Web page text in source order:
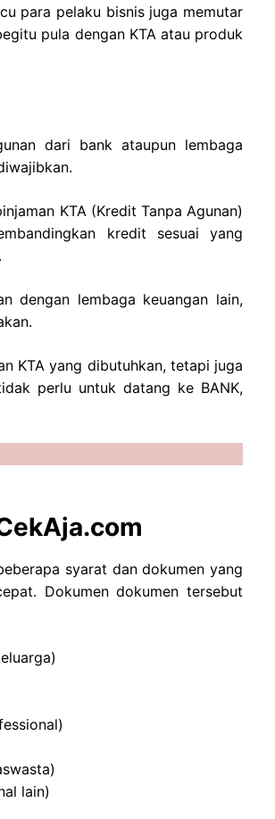
para pelaku bisnis juga memutar
pula dengan KTA atau produk
dari bank ataupun lembaga
KTA (Kredit Tanpa Agunan)
kredit sesuai yang
dengan lembaga keuangan lain,
KTA yang dibutuhkan, tetapi juga
perlu untuk datang ke BANK,
syarat dan dokumen yang
Dokumen dokumen tersebut
lain)